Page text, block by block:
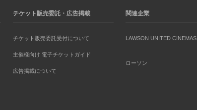
チケット販売委託・広告掲載
チケット販売委託受付について
主催様向け 電子チケットガイド
広告掲載について
関連企業
LAWSON UNITED CINEMAS
ローソン